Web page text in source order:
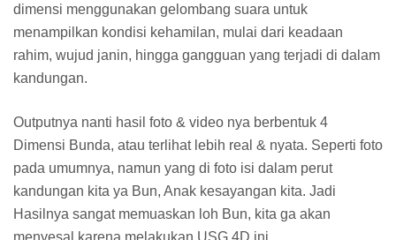
dimensi menggunakan gelombang suara untuk
menampilkan kondisi kehamilan, mulai dari keadaan
rahim, wujud janin, hingga gangguan yang terjadi di dalam
kandungan.
Outputnya nanti hasil foto & video nya berbentuk 4
Dimensi Bunda, atau terlihat lebih real & nyata. Seperti foto
pada umumnya, namun yang di foto isi dalam perut
kandungan kita ya Bun, Anak kesayangan kita. Jadi
Hasilnya sangat memuaskan loh Bun, kita ga akan
menyesal karena melakukan USG 4D ini.